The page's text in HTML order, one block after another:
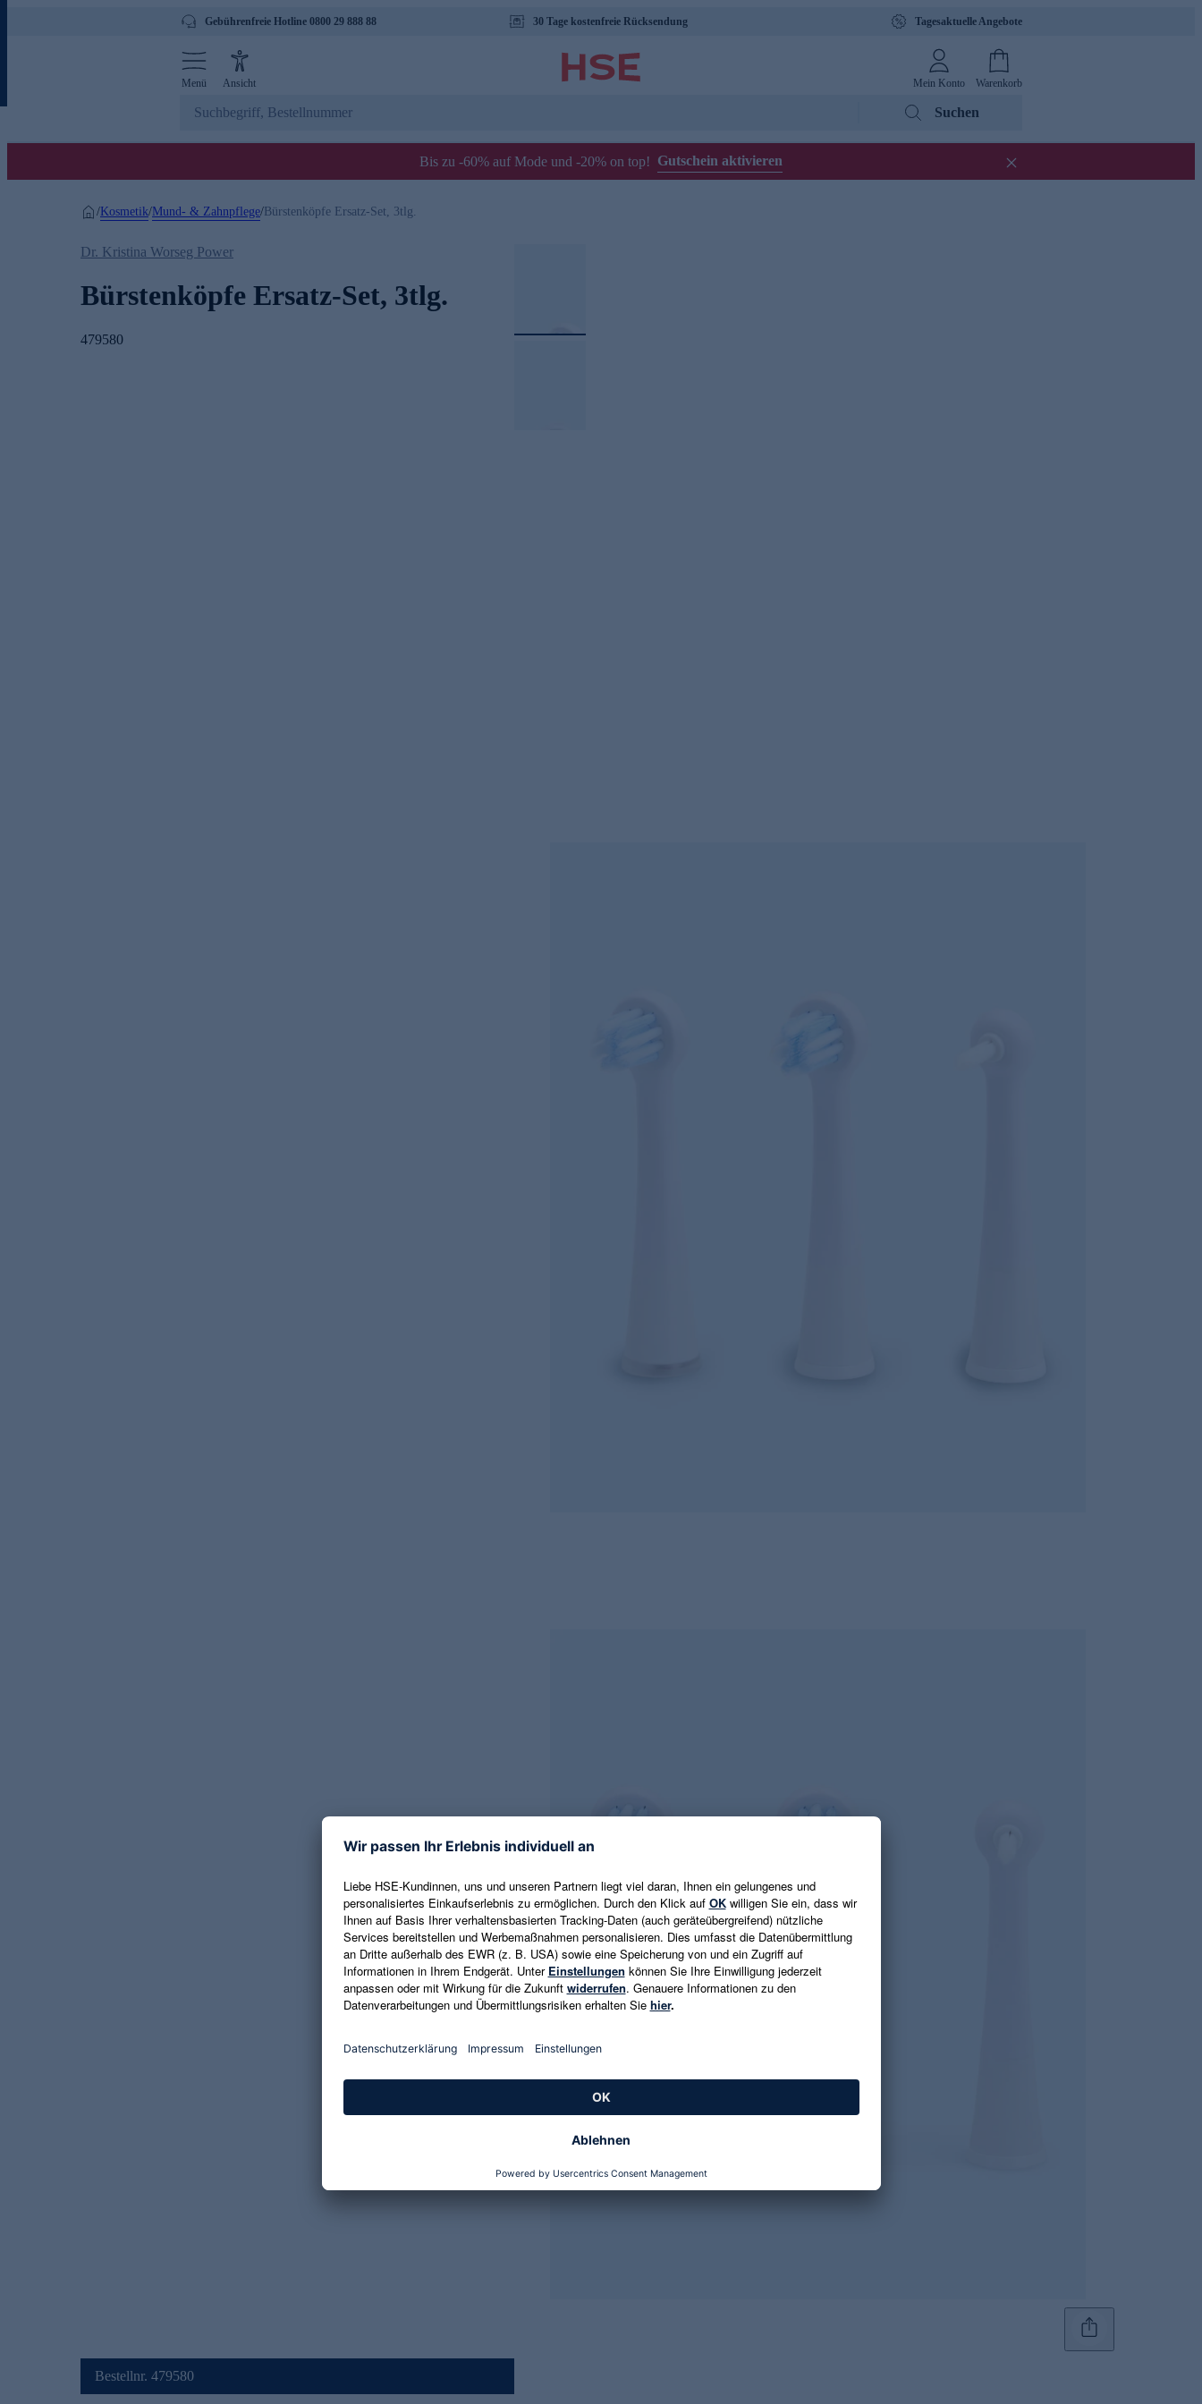
Gebührenfreie Hotline 0800 29 888 88 30 Tage kostenfreie Rücksendung Tagesaktuelle Angebote
Menü Ansicht Mein Konto Warenkorb
Suchen
Bis zu -60% auf Mode und -20% on top! Gutschein aktivieren
/Kosmetik/Mund- & Zahnpflege/ Bürstenköpfe Ersatz-Set, 3tlg.
Dr. Kristina Worseg Power
Bürstenköpfe Ersatz-Set, 3tlg.
479580
Bestellnr. 479580